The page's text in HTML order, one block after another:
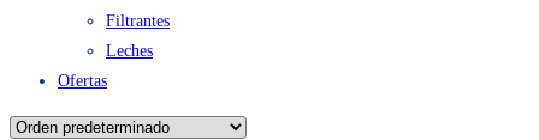
Edulcorantes
Filtrantes
Leches
Ofertas